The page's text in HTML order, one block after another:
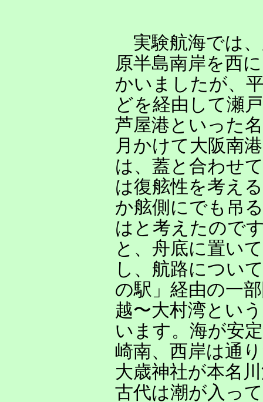
実験航海では
原半島南岸を西
かいましたが、
どを経由して瀬
芦屋港といった
月かけて大阪南
は、蓋と合わせ
は復舷性を考え
か舷側にでも吊
はと考えたので
と、舟底に置い
し、航路につい
の駅」経由の一
越〜大村湾とい
います。海が安
崎南、西岸は通
大歳神社が本名
古代は潮が入っ